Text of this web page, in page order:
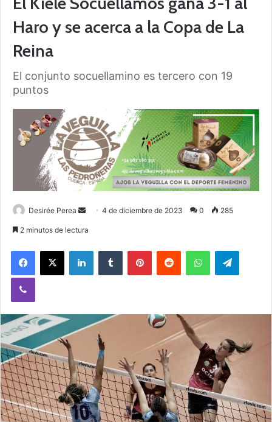
Haro y se acerca a la Copa de La
Reina
El conjunto socuellamino es tercero con 19
puntos
Desirée Perea
m
a
4 de diciembre de 2023 0 285
2 minutos de lectura